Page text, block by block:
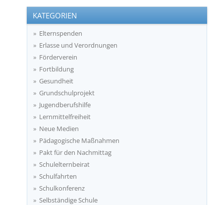
KATEGORIEN
Elternspenden
Erlasse und Verordnungen
Förderverein
Fortbildung
Gesundheit
Grundschulprojekt
Jugendberufshilfe
Lernmittelfreiheit
Neue Medien
Pädagogische Maßnahmen
Pakt für den Nachmittag
Schulelternbeirat
Schulfahrten
Schulkonferenz
Selbständige Schule